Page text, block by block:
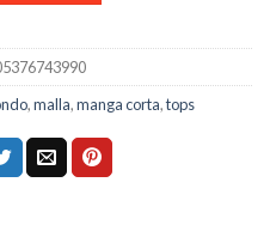
,malla,manga corta,tops